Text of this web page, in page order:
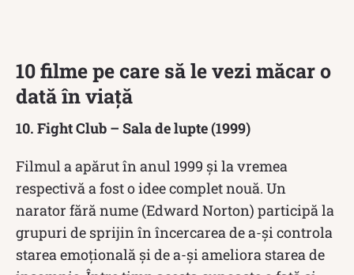
10 filme pe care să le vezi măcar o
dată în viață
10. Fight Club – Sala de lupte(1999)
Filmul a apărut în anul 1999 și la vremea
respectivă a fost o idee complet nouă. Un
narator fără nume (Edward Norton) participă la
grupuri de sprijin în încercarea de a-și controla
starea emoțională și de a-și ameliora starea de